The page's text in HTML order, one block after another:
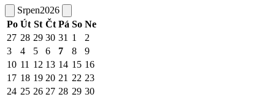
Srpen2026
Po Út St Čt Pá So Ne
27 28 29 30 31 1
2
3
4 5 6 7 8
9
10 11 12 13 14 15 16
17 18 19 20 21 22 23
24 25 26 27 28 29 30